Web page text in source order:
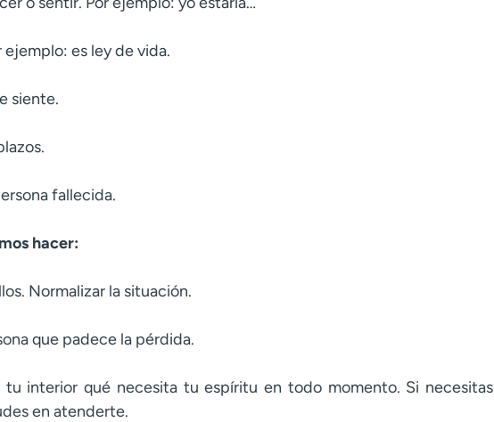
ejemplo: es ley de vida.
siente.
fallecida.
hacer:
Normalizar la situación.
que padece la pérdida.
interior qué necesita tu espíritu en todo momento. Si necesitas
en atenderte.